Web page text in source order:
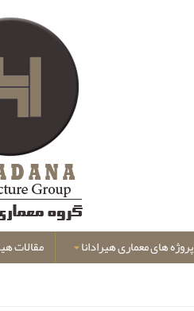
پروژه های معماری هیرادانا مقالات